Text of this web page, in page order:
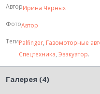
АвторИрина Черных
ФотоАвтор
ТегиPalfinger, Газомоторные
Спецтехника, Эвакуатор.
Галерея (4)